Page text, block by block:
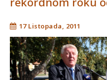
17 Listopada, 2011